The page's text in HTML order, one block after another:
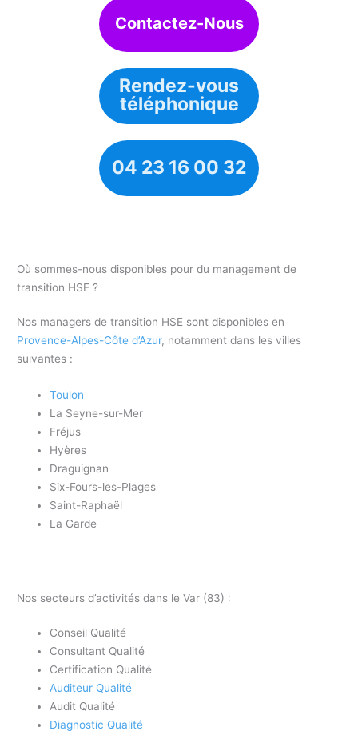
Contactez-Nous
Rendez-vous
téléphonique
04 23 16 00 32
Où sommes-nous disponibles pour du management de
transition HSE ?
Nos managers de transition HSE sont disponibles en
Provence-Alpes-Côte d’Azur, notamment dans les villes
suivantes :
Toulon
La Seyne-sur-Mer
Fréjus
Hyères
Draguignan
Six-Fours-les-Plages
Saint-Raphaël
La Garde
Nos secteurs d’activités dans le Var (83) :
Conseil Qualité
Consultant Qualité
Certification Qualité
Auditeur Qualité
Audit Qualité
Diagnostic Qualité